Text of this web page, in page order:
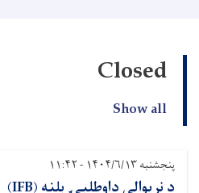
Closed
Show all
پنجشنبه ۱۴۰۴/۶/۱۳ - ۱۱:۴۲